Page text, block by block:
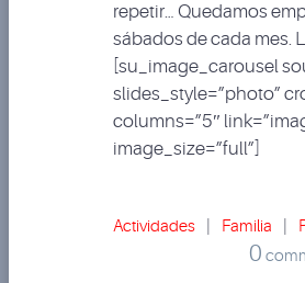
repetir… Quedamos
sábados de cada mes.
[su_image_carousel
slides_style=”photo”
columns=”5″
image_size=”full”]
Actividades Familia
0